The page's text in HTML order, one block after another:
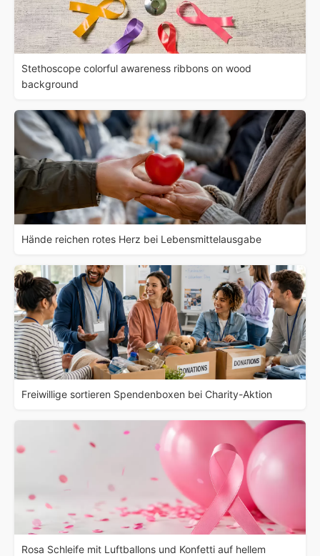
Stethoscope colorful awareness ribbons on wood
background
Hände reichen rotes Herz bei Lebensmittelausgabe
Freiwillige sortieren Spendenboxen bei Charity-Aktion
Rosa Schleife mit Luftballons und Konfetti auf hellem